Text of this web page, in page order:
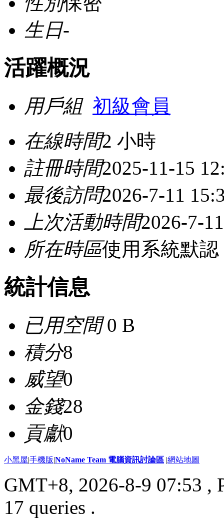
生日-
活躍概況
用戶組 初級會員
在線時間2 小時
註冊時間2025-11-15
最後訪問2026-7-11
上次活動時間2026-7-
所在時區使用系統默認
統計信息
已用空間0 B
積分8
威望0
金錢28
貢獻0
小黑屋|手機版|NoName Team 電腦資訊討論區 |網站地圖
GMT+8, 2026-8-9 07:53 ,
17 queries .